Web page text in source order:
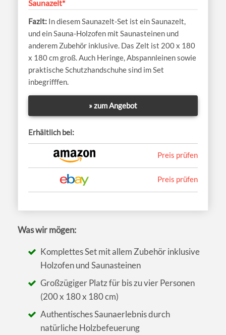
Saunazelt*
In diesem Saunazelt-Set ist ein Saunazelt,
und ein Sauna-Holzofen mit Saunasteinen und
anderem Zubehör inklusive. Das Zelt ist 200 x 180
x 180 cm groß. Auch Heringe, Abspannleinen sowie
praktische Schutzhandschuhe sind im Set
inbegrifffen.
» zum Angebot
Erhältlich bei:
Preis prüfen
Preis prüfen
Was wir mögen:
Komplettes Set mit allem Zubehör inklusive
Holzofen und Saunasteinen
Großzügiger Platz für bis zu vier Personen
(200 x 180 x 180 cm)
Authentisches Saunaerlebnis durch
natürliche Holzbefeuerung